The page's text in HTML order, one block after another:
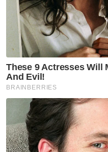
Firefly
Pulau Pinang
Penerbangan
Artikel